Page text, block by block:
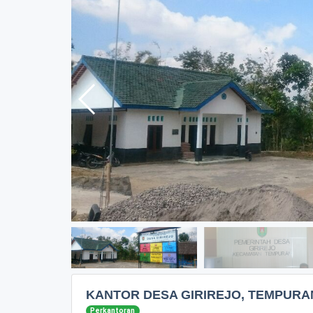
KANTOR DESA GIRIREJO,
Perkantoran